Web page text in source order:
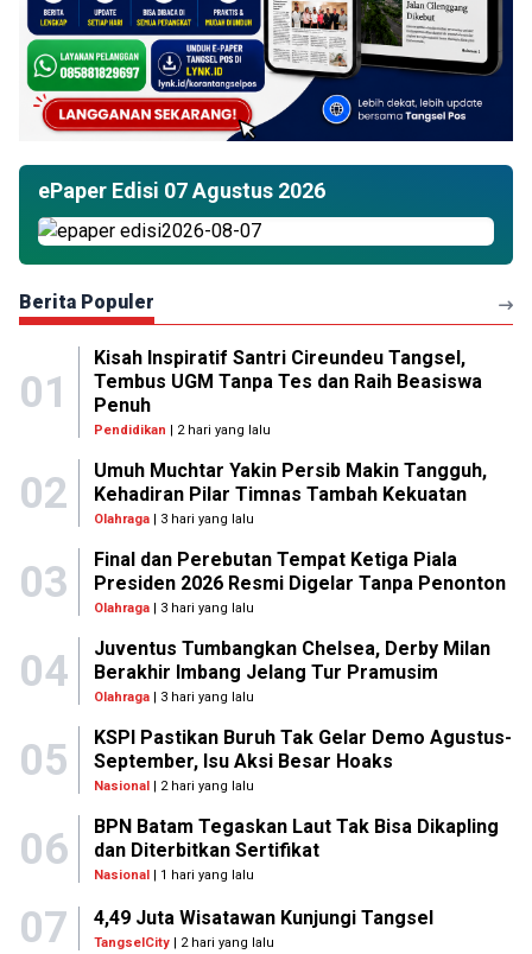
ePaper Edisi 07 Agustus 2026
Berita Populer
01
Kisah Inspiratif Santri Cireundeu Tangsel,
Tembus UGM Tanpa Tes dan Raih Beasiswa
Penuh
Pendidikan | 2 hari yang lalu
02
Umuh Muchtar Yakin Persib Makin Tangguh,
Kehadiran Pilar Timnas Tambah Kekuatan
Olahraga| 3 hari yang lalu
03
Final dan Perebutan Tempat Ketiga Piala
Presiden 2026 Resmi Digelar Tanpa Penonton
Olahraga| 3 hari yang lalu
04
Juventus Tumbangkan Chelsea, Derby Milan
Berakhir Imbang Jelang Tur Pramusim
Olahraga| 3 hari yang lalu
05
KSPI Pastikan Buruh Tak Gelar Demo Agustus-
September, Isu Aksi Besar Hoaks
Nasional| 2 hari yang lalu
06
BPN Batam Tegaskan Laut Tak Bisa Dikapling
dan Diterbitkan Sertifikat
Nasional| 1 hari yang lalu
07 4,49 Juta Wisatawan Kunjungi Tangsel
TangselCity | 2 hari yang lalu